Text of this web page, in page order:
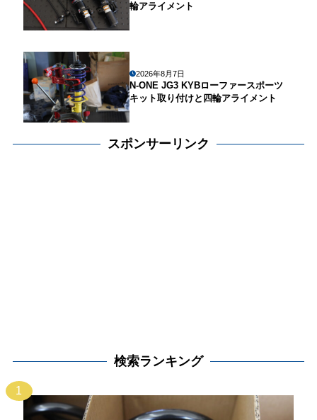
輪アライメント
2026年8月7日
N-ONE JG3 KYBローファースポーツ
キット取り付けと四輪アライメント
スポンサーリンク
検索ランキング
1